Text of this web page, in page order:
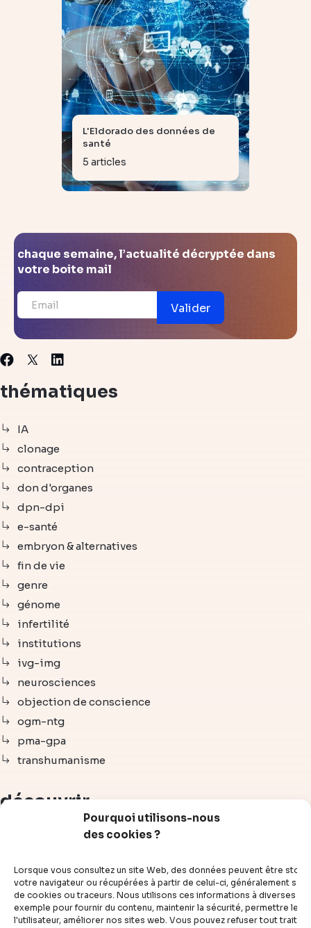
Pourquoi utilisons-nous
des cookies ?
Lorsque vous consultez un site Web, des données peuvent être
votre navigateur ou récupérées à partir de celui-ci, généralement
de cookies ou traceurs. Nous utilisons ces informations à diverses
exemple pour fournir du contenu, maintenir la sécurité, permettre le
l'utilisateur, améliorer nos sites web. Vous pouvez refuser tout
L'Eldorado des données de
santé
5 articles
chaque semaine, l’actualité décryptée dans
votre boite mail
Valider
Facebook
X Linkedin
thématiques
IA
clonage
contraception
don d'organes
dpn-dpi
e-santé
embryon & alternatives
fin de vie
genre
génome
infertilité
institutions
ivg-img
neurosciences
objection de conscience
ogm-ntg
pma-gpa
transhumanisme
découvrir
dossiers
experts
compléments